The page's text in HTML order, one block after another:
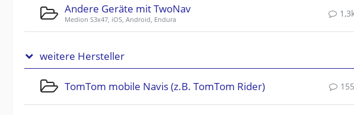
Andere Geräte mit TwoNav
Medion S3x47, iOS, Android, Endura
weitere Hersteller
TomTom mobile Navis (z.B. TomTom Rider) 155